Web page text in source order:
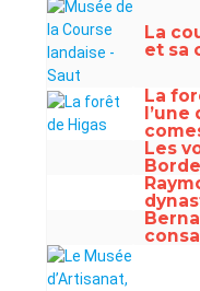
La
et sa
La
l’une
Les